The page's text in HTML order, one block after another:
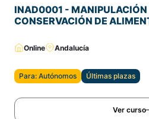
INAD0001 - MANIPULACIÓN
CONSERVACIÓN DE
Online Andalucía
Para: Autónomos Últimas plazas
Ver curso